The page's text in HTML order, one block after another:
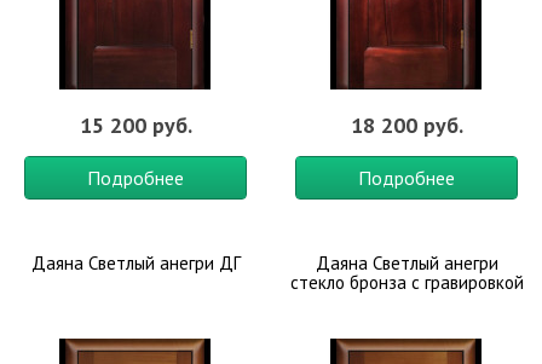
15 200 руб.
Подробнее
18 200 руб.
Подробнее
Даяна Светлый анегри ДГ
Даяна Светлый анегри
стекло бронза с гравировкой